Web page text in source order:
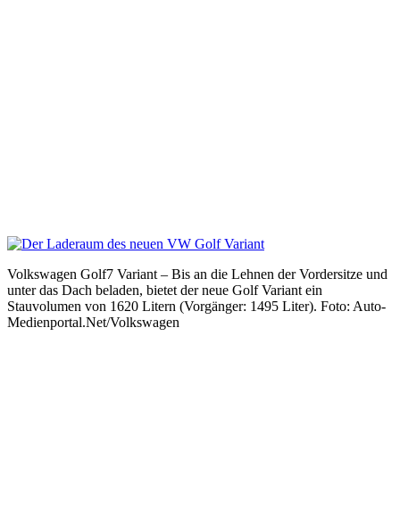
Volkswagen Golf7 Variant – Bis an die Lehnen der Vordersitze und
unter das Dach beladen, bietet der neue Golf Variant ein
Stauvolumen von 1620 Litern (Vorgänger: 1495 Liter). Foto: Auto-
Medienportal.Net/Volkswagen